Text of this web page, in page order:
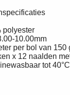
polyester
10.00mm
per bol van 150
x 12 naalden
tot 40°C